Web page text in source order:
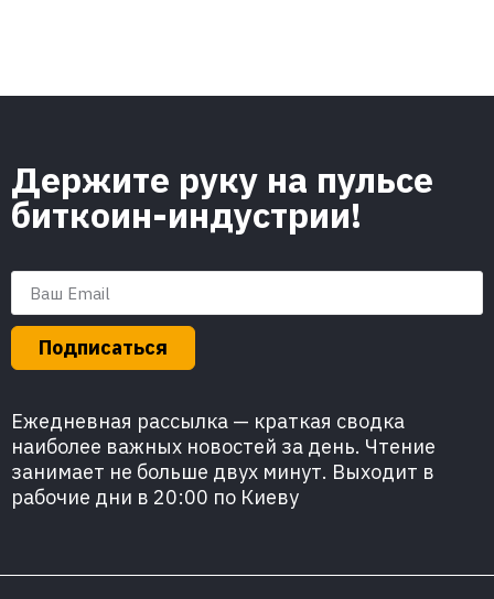
Держите руку на пульсе
биткоин-индустрии!
Подписаться
Ежедневная рассылка — краткая сводка
наиболее важных новостей за день. Чтение
занимает не больше двух минут. Выходит в
рабочие дни в 20:00 по Киеву